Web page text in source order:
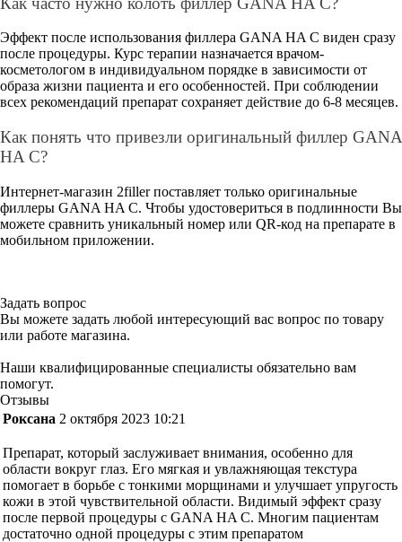
Эффект после использования филлера GANA HA С виден сразу
после процедуры. Курс терапии назначается врачом-
косметологом в индивидуальном порядке в зависимости от
образа жизни пациента и его особенностей. При соблюдении
всех рекомендаций препарат сохраняет действие до 6-8 месяцев.
Как понять что привезли оригинальный филлер GANA
HA С?
Интернет-магазин 2filler поставляет только оригинальные
филлеры GANA HA С. Чтобы удостовериться в подлинности Вы
можете сравнить уникальный номер или QR-код на препарате в
мобильном приложении.
Задать вопрос
Вы можете задать любой интересующий вас вопрос по товару
или работе магазина.
Наши квалифицированные специалисты обязательно вам
помогут.
Отзывы
Роксана 2 октября 2023 10:21
Препарат, который заслуживает внимания, особенно для
области вокруг глаз. Его мягкая и увлажняющая текстура
помогает в борьбе с тонкими морщинами и улучшает упругость
кожи в этой чувствительной области. Видимый эффект сразу
после первой процедуры с GANA HA С. Многим пациентам
достаточно одной процедуры с этим препаратом